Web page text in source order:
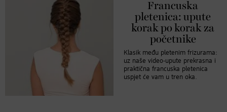
Francuska
pletenica: upute
korak po korak za
početnike
Klasik među pletenim frizurama:
uz naše video-upute prekrasna i
praktična francuska pletenica
uspjet će vam u tren oka.